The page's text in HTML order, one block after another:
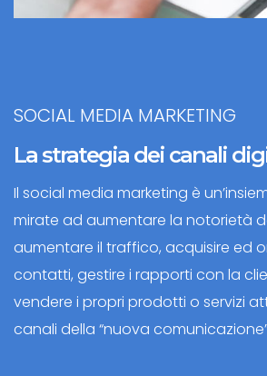
SOCIAL MEDIA MARKETING
La strategia dei canali
Il social media marketing è
mirate ad aumentare la notorietà
aumentare il traffico, acquisire ed
contatti, gestire i rapporti con la
vendere i propri prodotti o servizi
canali della “nuova